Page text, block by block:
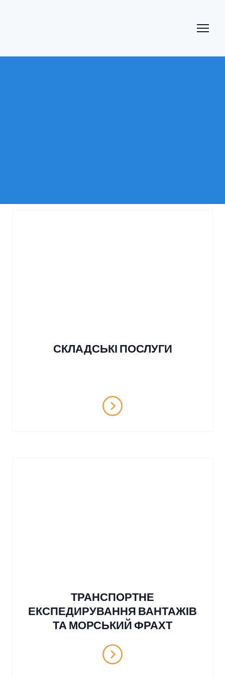
СКЛАДСЬКІ ПОСЛУГИ
ТРАНСПОРТНЕ
ЕКСПЕДИРУВАННЯ ВАНТАЖІВ
ТА МОРСЬКИЙ ФРАХТ